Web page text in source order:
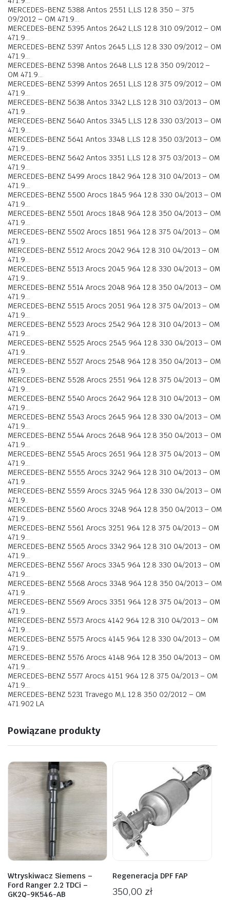
MERCEDES-BENZ 5388 Antos 2551 L,LS 12.8 350 – 375
09/2012 – OM 471.9…
MERCEDES-BENZ 5395 Antos 2642 L,LS 12.8 310 09/2012 – OM
471.9…
MERCEDES-BENZ 5397 Antos 2645 L,LS 12.8 330 09/2012 – OM
471.9…
MERCEDES-BENZ 5398 Antos 2648 L,LS 12.8 350 09/2012 –
OM 471.9…
MERCEDES-BENZ 5399 Antos 2651 L,LS 12.8 375 09/2012 – OM
471.9…
MERCEDES-BENZ 5638 Antos 3342 L,LS 12.8 310 03/2013 – OM
471.9…
MERCEDES-BENZ 5640 Antos 3345 L,LS 12.8 330 03/2013 – OM
471.9…
MERCEDES-BENZ 5641 Antos 3348 L,LS 12.8 350 03/2013 – OM
471.9…
MERCEDES-BENZ 5642 Antos 3351 L,LS 12.8 375 03/2013 – OM
471.9…
MERCEDES-BENZ 5499 Arocs 1842 964 12.8 310 04/2013 – OM
471.9…
MERCEDES-BENZ 5500 Arocs 1845 964 12.8 330 04/2013 – OM
471.9…
MERCEDES-BENZ 5501 Arocs 1848 964 12.8 350 04/2013 – OM
471.9…
MERCEDES-BENZ 5502 Arocs 1851 964 12.8 375 04/2013 – OM
471.9…
MERCEDES-BENZ 5512 Arocs 2042 964 12.8 310 04/2013 – OM
471.9…
MERCEDES-BENZ 5513 Arocs 2045 964 12.8 330 04/2013 – OM
471.9…
MERCEDES-BENZ 5514 Arocs 2048 964 12.8 350 04/2013 – OM
471.9…
MERCEDES-BENZ 5515 Arocs 2051 964 12.8 375 04/2013 – OM
471.9…
MERCEDES-BENZ 5523 Arocs 2542 964 12.8 310 04/2013 – OM
471.9…
MERCEDES-BENZ 5525 Arocs 2545 964 12.8 330 04/2013 – OM
471.9…
MERCEDES-BENZ 5527 Arocs 2548 964 12.8 350 04/2013 – OM
471.9…
MERCEDES-BENZ 5528 Arocs 2551 964 12.8 375 04/2013 – OM
471.9…
MERCEDES-BENZ 5540 Arocs 2642 964 12.8 310 04/2013 – OM
471.9…
MERCEDES-BENZ 5543 Arocs 2645 964 12.8 330 04/2013 – OM
471.9…
MERCEDES-BENZ 5544 Arocs 2648 964 12.8 350 04/2013 – OM
471.9…
MERCEDES-BENZ 5545 Arocs 2651 964 12.8 375 04/2013 – OM
471.9…
MERCEDES-BENZ 5555 Arocs 3242 964 12.8 310 04/2013 – OM
471.9…
MERCEDES-BENZ 5559 Arocs 3245 964 12.8 330 04/2013 – OM
471.9..
MERCEDES-BENZ 5560 Arocs 3248 964 12.8 350 04/2013 – OM
471.9…
MERCEDES-BENZ 5561 Arocs 3251 964 12.8 375 04/2013 – OM
471.9…
MERCEDES-BENZ 5565 Arocs 3342 964 12.8 310 04/2013 – OM
471.9…
MERCEDES-BENZ 5567 Arocs 3345 964 12.8 330 04/2013 – OM
471.9…
MERCEDES-BENZ 5568 Arocs 3348 964 12.8 350 04/2013 – OM
471.9…
MERCEDES-BENZ 5569 Arocs 3351 964 12.8 375 04/2013 – OM
471.9…
MERCEDES-BENZ 5573 Arocs 4142 964 12.8 310 04/2013 – OM
471.9…
MERCEDES-BENZ 5575 Arocs 4145 964 12.8 330 04/2013 – OM
471.9…
MERCEDES-BENZ 5576 Arocs 4148 964 12.8 350 04/2013 – OM
471.9…
MERCEDES-BENZ 5577 Arocs 4151 964 12.8 375 04/2013 – OM
471.9…
MERCEDES-BENZ 5231 Travego M,L 12.8 350 02/2012 – OM
471.902 LA
Powiązane produkty
Wtryskiwacz Siemens –
Ford Ranger 2.2 TDCi –
GK2Q-9K546-AB
Regeneracja DPF FAP
350,00 zł